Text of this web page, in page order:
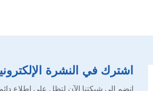
اشترك في النشرة